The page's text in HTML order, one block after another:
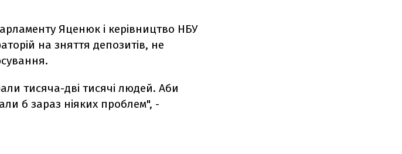
Яценюк і керівництво НБУ
на зняття депозитів, не
тисяча-дві тисячі людей. Аби
б зараз ніяких проблем", -